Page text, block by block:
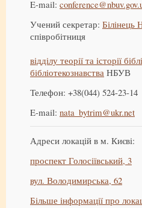
E-mail:
Учений секретар: Білінець
співробітниця
відділу теорії та історії
бібліотекознавства НБУВ
Телефон: +38(044) 524-23-14
E-mail: nata_bytrim@ukr.net
Адреси локацій в м. Києві:
проспект Голосіївський, 3
вул. Володимирська, 62
Більше інформації про